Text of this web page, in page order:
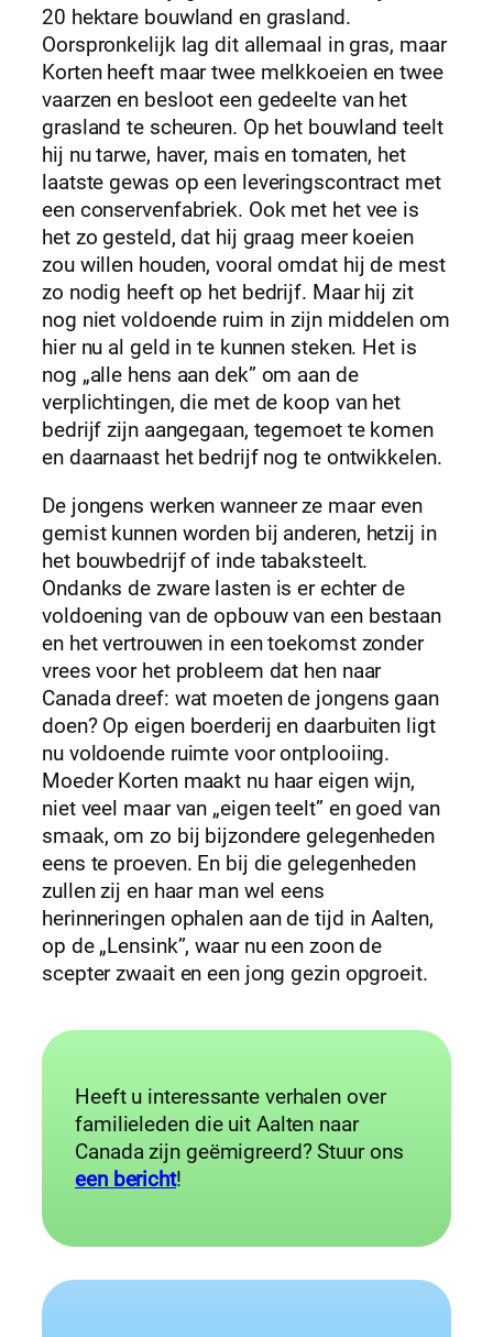
20 hektare bouwland en grasland.
Oorspronkelijk lag dit allemaal in gras, maar
Korten heeft maar twee melkkoeien en twee
vaarzen en besloot een gedeelte van het
grasland te scheuren. Op het bouwland teelt
hij nu tarwe, haver, mais en tomaten, het
laatste gewas op een leveringscontract met
een conservenfabriek. Ook met het vee is
het zo gesteld, dat hij graag meer koeien
zou willen houden, vooral omdat hij de mest
zo nodig heeft op het bedrijf. Maar hij zit
nog niet voldoende ruim in zijn middelen om
hier nu al geld in te kunnen steken. Het is
nog „alle hens aan dek” om aan de
verplichtingen, die met de koop van het
bedrijf zijn aangegaan, tegemoet te komen
en daarnaast het bedrijf nog te ontwikkelen.
De jongens werken wanneer ze maar even
gemist kunnen worden bij anderen, hetzij in
het bouwbedrijf of inde tabaksteelt.
Ondanks de zware lasten is er echter de
voldoening van de opbouw van een bestaan
en het vertrouwen in een toekomst zonder
vrees voor het probleem dat hen naar
Canada dreef: wat moeten de jongens gaan
doen? Op eigen boerderij en daarbuiten ligt
nu voldoende ruimte voor ontplooiing.
Moeder Korten maakt nu haar eigen wijn,
niet veel maar van „eigen teelt” en goed van
smaak, om zo bij bijzondere gelegenheden
eens te proeven. En bij die gelegenheden
zullen zij en haar man wel eens
herinneringen ophalen aan de tijd in Aalten,
op de „Lensink’’, waar nu een zoon de
scepter zwaait en een jong gezin opgroeit.
Heeft u interessante verhalen over
familieleden die uit Aalten naar
Canada zijn geëmigreerd? Stuur ons
een bericht!